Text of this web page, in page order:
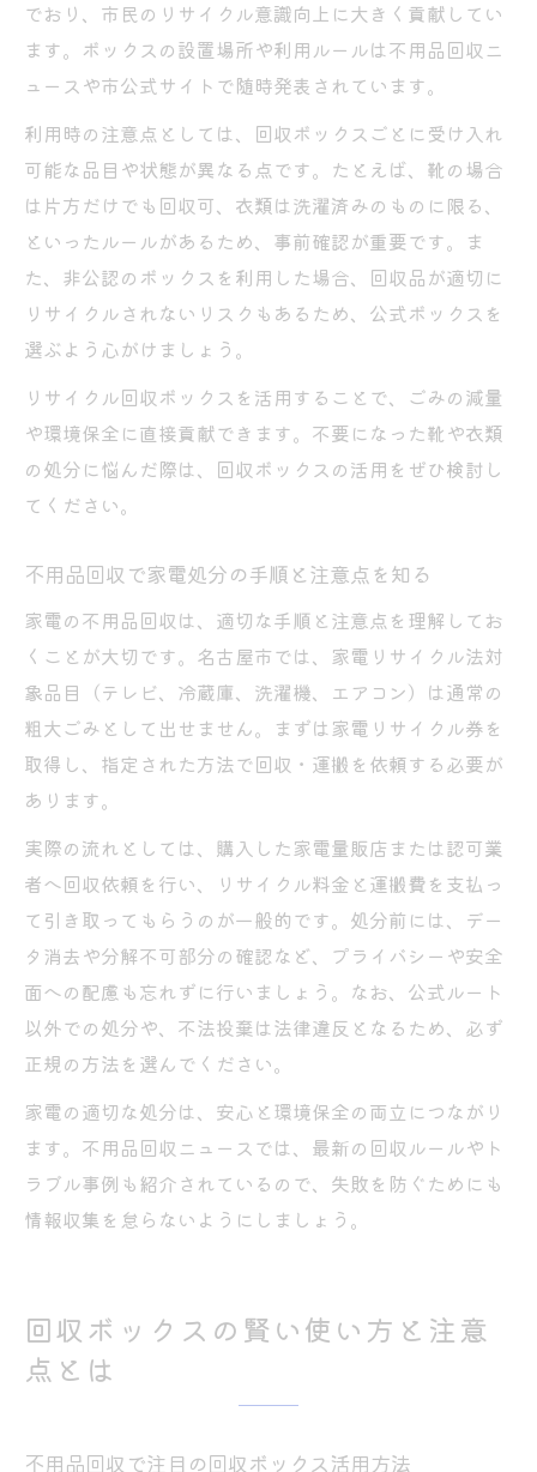
でおり、市民のリサイクル意識向上に大きく貢献してい
ます。ボックスの設置場所や利用ルールは不用品回収ニ
ュースや市公式サイトで随時発表されています。
利用時の注意点としては、回収ボックスごとに受け入れ
可能な品目や状態が異なる点です。たとえば、靴の場合
は片方だけでも回収可、衣類は洗濯済みのものに限る、
といったルールがあるため、事前確認が重要です。ま
た、非公認のボックスを利用した場合、回収品が適切に
リサイクルされないリスクもあるため、公式ボックスを
選ぶよう心がけましょう。
リサイクル回収ボックスを活用することで、ごみの減量
や環境保全に直接貢献できます。不要になった靴や衣類
の処分に悩んだ際は、回収ボックスの活用をぜひ検討し
てください。
不用品回収で家電処分の手順と注意点を知る
家電の不用品回収は、適切な手順と注意点を理解してお
くことが大切です。名古屋市では、家電リサイクル法対
象品目（テレビ、冷蔵庫、洗濯機、エアコン）は通常の
粗大ごみとして出せません。まずは家電リサイクル券を
取得し、指定された方法で回収・運搬を依頼する必要が
あります。
実際の流れとしては、購入した家電量販店または認可業
者へ回収依頼を行い、リサイクル料金と運搬費を支払っ
て引き取ってもらうのが一般的です。処分前には、デー
タ消去や分解不可部分の確認など、プライバシーや安全
面への配慮も忘れずに行いましょう。なお、公式ルート
以外での処分や、不法投棄は法律違反となるため、必ず
正規の方法を選んでください。
家電の適切な処分は、安心と環境保全の両立につながり
ます。不用品回収ニュースでは、最新の回収ルールやト
ラブル事例も紹介されているので、失敗を防ぐためにも
情報収集を怠らないようにしましょう。
回収ボックスの賢い使い方と注意
点とは
不用品回収で注目の回収ボックス活用方法